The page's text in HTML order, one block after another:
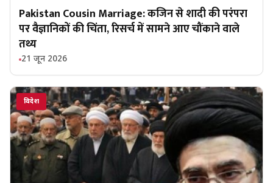
Pakistan Cousin Marriage: कजिन से शादी की परंपरा
पर वैज्ञानिकों की चिंता, रिसर्च में सामने आए चौंकाने वाले
तथ्य
21 जून 2026
विदेश